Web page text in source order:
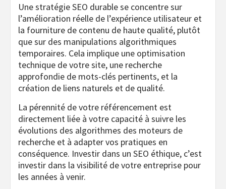
Une stratégie SEO durable se concentre sur
l’amélioration réelle de l’expérience utilisateur et
la fourniture de contenu de haute qualité, plutôt
que sur des manipulations algorithmiques
temporaires. Cela implique une optimisation
technique de votre site, une recherche
approfondie de mots-clés pertinents, et la
création de liens naturels et de qualité.
La pérennité de votre référencement est
directement liée à votre capacité à suivre les
évolutions des algorithmes des moteurs de
recherche et à adapter vos pratiques en
conséquence. Investir dans un SEO éthique, c’est
investir dans la visibilité de votre entreprise pour
les années à venir.